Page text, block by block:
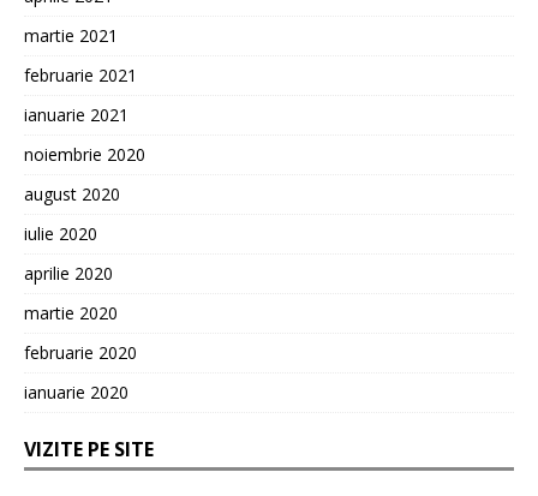
martie 2021
februarie 2021
ianuarie 2021
noiembrie 2020
august 2020
iulie 2020
aprilie 2020
martie 2020
februarie 2020
ianuarie 2020
VIZITE PE SITE